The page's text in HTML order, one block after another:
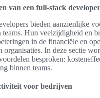
van een full-stack developer
bieden aanzienlijke
teams. Hun veelzijdigheid en
in de financiële en
organisaties. In deze sectie
besproken:
binnen teams.
voor bedrijven